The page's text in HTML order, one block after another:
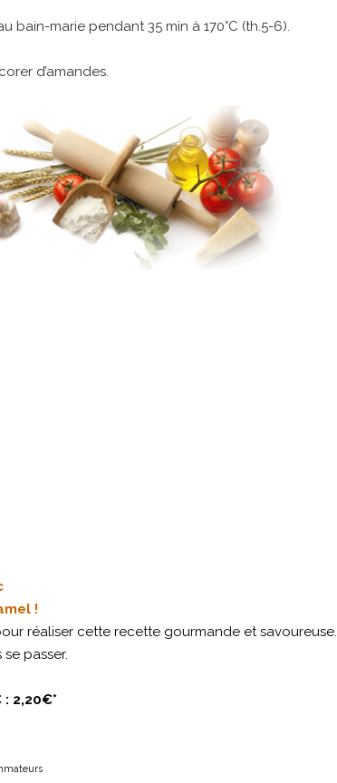
bain-marie pendant 35 min à 170°C (th.5-6).
d’amandes.
!
réaliser cette recette gourmande et savoureuse.
passer.
: 2,20€*